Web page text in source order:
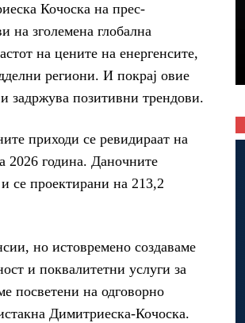
Кочоска на прес-
на зголемена глобална
на цените на енергенсите,
региони. И покрај овие
задржува позитивни трендови.
приходи се ревидираат на
2026 година. Даночните
се проектирани на 213,2
но истовремено создаваме
и поквалитетни услуги за
посветени на одговорно
Димитриеска-Кочоска.